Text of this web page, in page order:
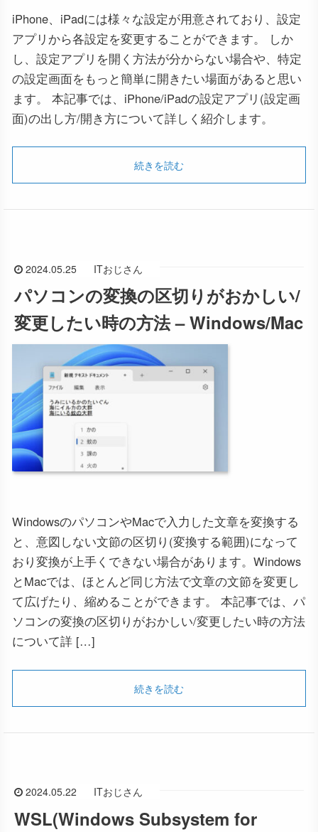
iPhone、iPadには様々な設定が用意されており、設定
アプリから各設定を変更することができます。 しか
し、設定アプリを開く方法が分からない場合や、特定
の設定画面をもっと簡単に開きたい場面があると思い
ます。 本記事では、iPhone/iPadの設定アプリ(設定画
面)の出し方/開き方について詳しく紹介します。
続きを読む
2024.05.25 ITおじさん
パソコンの変換の区切りがおかしい/
変更したい時の方法 – Windows/Mac
WindowsのパソコンやMacで入力した文章を変換する
と、意図しない文節の区切り(変換する範囲)になって
おり変換が上手くできない場合があります。Windows
とMacでは、ほとんど同じ方法で文章の文節を変更し
て広げたり、縮めることができます。 本記事では、パ
ソコンの変換の区切りがおかしい/変更したい時の方法
について詳 […]
続きを読む
2024.05.22 ITおじさん
WSL(Windows Subsystem for